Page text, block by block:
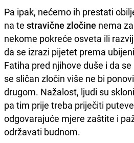
Pa ipak, nećemo ih prestati
na te stravične zločine nema
nekome pokreće osveta ili
da se izrazi pijetet prema
Fatiha pred njihove duše i da
se sličan zločin više ne bi
drugom. Nažalost, ljudi su
pa tim prije treba priječiti
odgovarajuće mjere zaštite i
održavati budnom.